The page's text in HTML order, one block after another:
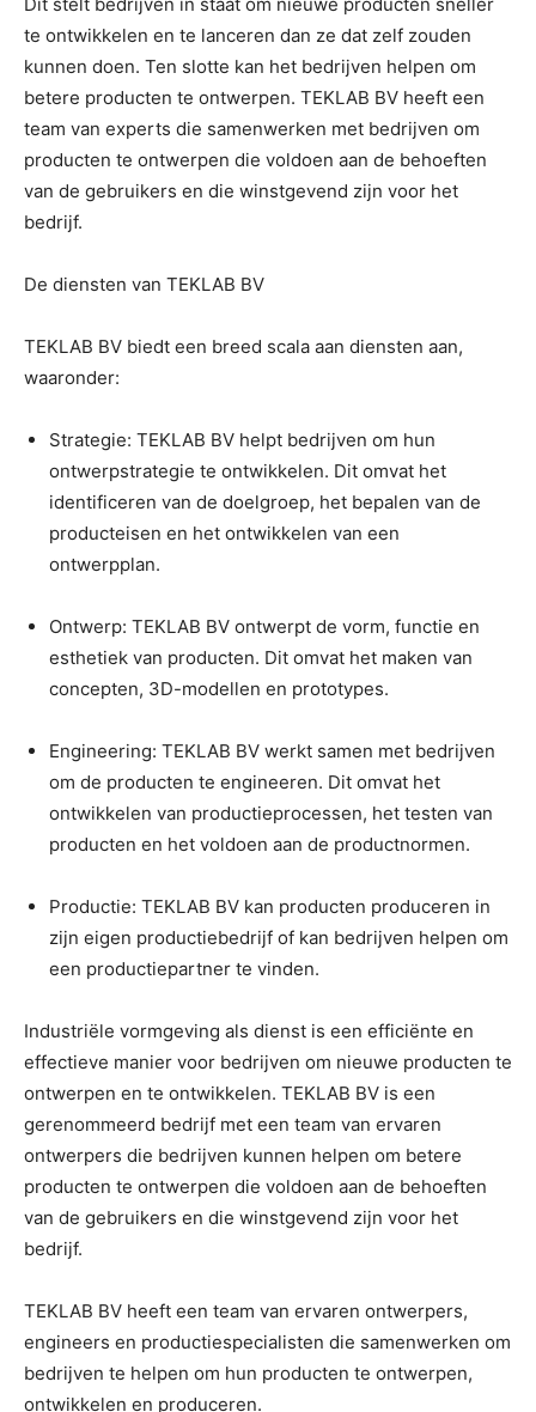
te ontwikkelen en te lanceren dan ze dat zelf zouden
kunnen doen. Ten slotte kan het bedrijven helpen om
betere producten te ontwerpen. TEKLAB BV heeft een
team van experts die samenwerken met bedrijven om
producten te ontwerpen die voldoen aan de behoeften
van de gebruikers en die winstgevend zijn voor het
bedrijf.
De diensten van TEKLAB BV
TEKLAB BV biedt een breed scala aan diensten aan,
waaronder:
Strategie: TEKLAB BV helpt bedrijven om hun
ontwerpstrategie te ontwikkelen. Dit omvat het
identificeren van de doelgroep, het bepalen van de
producteisen en het ontwikkelen van een
ontwerpplan.
Ontwerp: TEKLAB BV ontwerpt de vorm, functie en
esthetiek van producten. Dit omvat het maken van
concepten, 3D-modellen en prototypes.
Engineering: TEKLAB BV werkt samen met bedrijven
om de producten te engineeren. Dit omvat het
ontwikkelen van productieprocessen, het testen van
producten en het voldoen aan de productnormen.
Productie: TEKLAB BV kan producten produceren in
zijn eigen productiebedrijf of kan bedrijven helpen om
een productiepartner te vinden.
Industriële vormgeving als dienst is een efficiënte en
effectieve manier voor bedrijven om nieuwe producten te
ontwerpen en te ontwikkelen. TEKLAB BV is een
gerenommeerd bedrijf met een team van ervaren
ontwerpers die bedrijven kunnen helpen om betere
producten te ontwerpen die voldoen aan de behoeften
van de gebruikers en die winstgevend zijn voor het
bedrijf.
TEKLAB BV heeft een team van ervaren ontwerpers,
engineers en productiespecialisten die samenwerken om
bedrijven te helpen om hun producten te ontwerpen,
ontwikkelen en produceren.